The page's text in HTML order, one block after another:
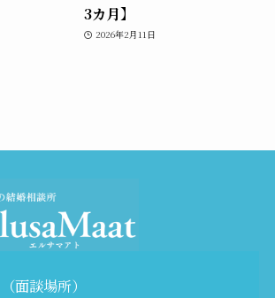
3カ月】
2026年2月11日
面談場所）